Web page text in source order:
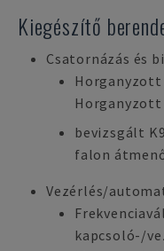
Kiegészítő
Csatornázás és
bevizsgált
falon
Vezérlés/
kapcsoló-/